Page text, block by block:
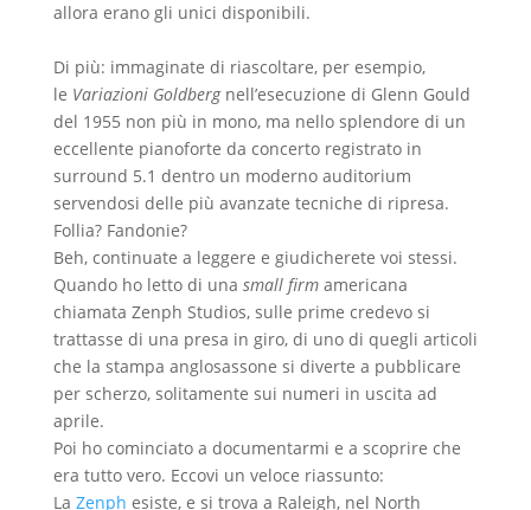
allora erano gli unici disponibili.
Di più: immaginate di riascoltare, per esempio,
le Variazioni Goldbergnell’esecuzione di Glenn Gould
del 1955 non più in mono, ma nello splendore di un
eccellente pianoforte da concerto registrato in
surround 5.1 dentro un moderno auditorium
servendosi delle più avanzate tecniche di ripresa.
Follia? Fandonie?
Beh, continuate a leggere e giudicherete voi stessi.
Quando ho letto di una small firmamericana
chiamata Zenph Studios, sulle prime credevo si
trattasse di una presa in giro, di uno di quegli articoli
che la stampa anglosassone si diverte a pubblicare
per scherzo, solitamente sui numeri in uscita ad
aprile.
Poi ho cominciato a documentarmi e a scoprire che
era tutto vero. Eccovi un veloce riassunto:
La Zenph esiste, e si trova a Raleigh, nel North